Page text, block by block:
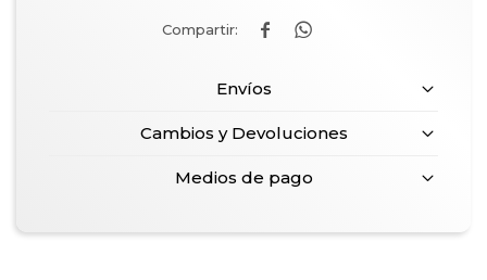
 
Envíos
Cambios y Devoluciones
Medios de pago